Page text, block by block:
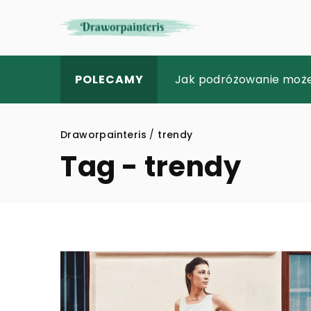
POLECAMY Jak wdrożenie
Jak podróżowanie
Tajemnice kaligrafii:
Draworpainteris / trendy
Tag - trendy